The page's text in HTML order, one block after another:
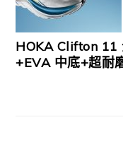
HOKA Clifton 11
+EVA 中底+超耐